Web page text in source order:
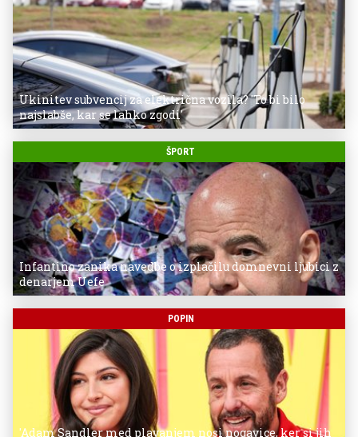
Ukinitev subvencij za električna vozila? 'To bi bilo
najslabše, kar se lahko zgodi'
ŠPORT
Infantino zanika navedbe o izplačilu domnevni ljubici z
denarjem Uefe
POPIN
'Adam Sandler med plavanjem nosi nogavice, ker si jih